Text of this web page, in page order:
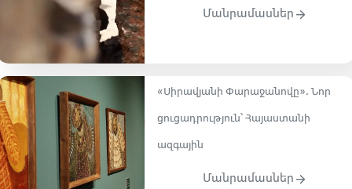
Մանրամասներ
«Սիրավյանի Փարաջանովը». Նոր
ցուցադրություն՝ Հայաստանի
ազգային
Մանրամասներ